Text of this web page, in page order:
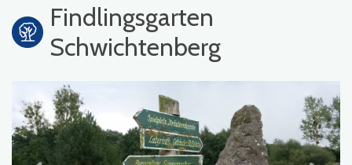
Findlingsgarten
Schwichtenberg